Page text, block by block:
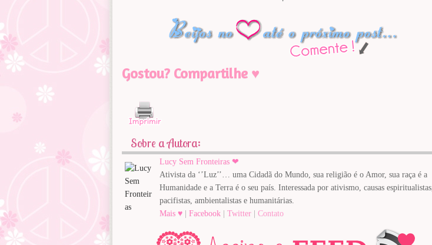
Gostou? Compartilhe ♥
Sobre a Autora:
Lucy Sem Fronteiras ❤
Ativista da ‘’Luz’’… uma Cidadã do Mundo, sua religião é o Amor, sua raça é a
Humanidade e a Terra é o seu país. Interessada por ativismo, causas espiritualistas,
pacifistas, ambientalistas e humanitárias.
Mais ♥ | Facebook | Twitter | Contato